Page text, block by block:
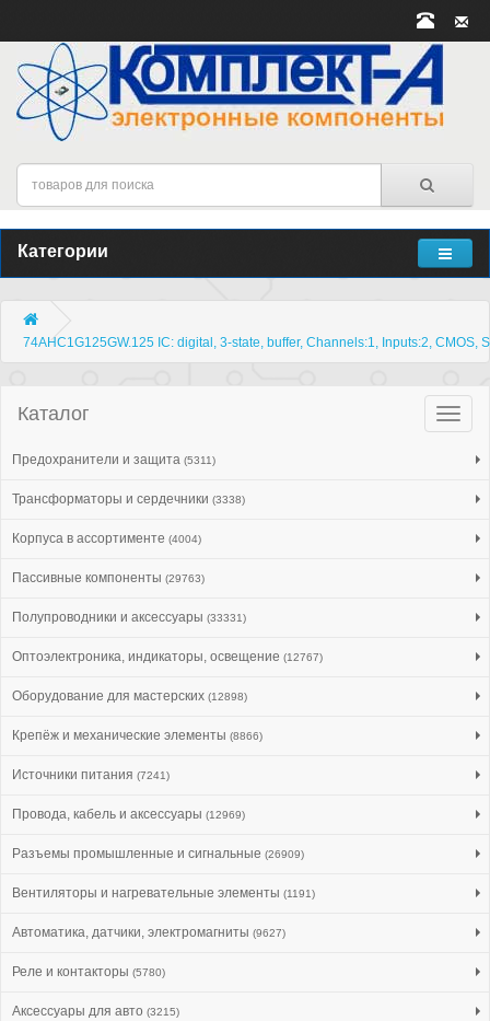
Категории
74AHC1G125GW.125 IC: digital, 3-state, buffer, Channels:1, Inputs:2, CMOS,
Каталог
Предохранители и защита (5311)
Трансформаторы и сердечники (3338)
Корпуса в ассортименте (4004)
Пассивные компоненты (29763)
Полупроводники и аксессуары (33331)
Оптоэлектроника, индикаторы, освещение (12767)
Оборудование для мастерских (12898)
Крепёж и механические элементы (8866)
Источники питания (7241)
Провода, кабель и аксессуары (12969)
Разъемы промышленные и сигнальные (26909)
Вентиляторы и нагревательные элементы (1191)
Автоматика, датчики, электромагниты (9627)
Реле и контакторы (5780)
Аксессуары для авто (3215)